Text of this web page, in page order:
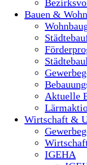
Bauen &
Aktuelle
Wirtschaft &
IGEHA